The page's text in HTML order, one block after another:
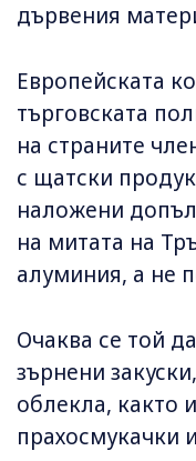
дървения
Европейската
търговската
на страните
с щатски
наложени
на митата на
алуминия, а не
Очаква се той
зърнени
облекла, както
прахосмукачки